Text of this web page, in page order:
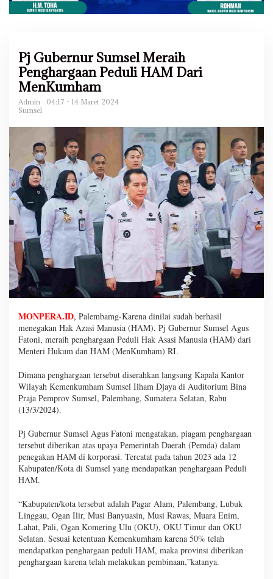
Pj Gubernur Sumsel Meraih
Penghargaan Peduli HAM Dari
MenKumham
Admin
04:17 - 14 Maret 2024
Sumsel
MONPERA.ID, Palembamg-Karena dinilai sudah berhasil
menegakan Hak Azasi Manusia (HAM), Pj Gubernur Sumsel Agus
Fatoni, meraih penghargaan Peduli Hak Asasi Manusia (HAM) dari
Menteri Hukum dan HAM (MenKumham) RI.
Dimana penghargaan tersebut diserahkan langsung Kapala Kantor
Wilayah Kemenkumham Sumsel Ilham Djaya di Auditorium Bina
Praja Pemprov Sumsel, Palembang, Sumatera Selatan, Rabu
(13/3/2024).
Pj Gubernur Sumsel Agus Fatoni mengatakan, piagam penghargaan
tersebut diberikan atas upaya Pemerintah Daerah (Pemda) dalam
penegakan HAM di korporasi. Tercatat pada tahun 2023 ada 12
Kabupaten/Kota di Sumsel yang mendapatkan penghargaan Peduli
HAM.
“Kabupaten/kota tersebut adalah Pagar Alam, Palembang, Lubuk
Linggau, Ogan Ilir, Musi Banyuasin, Musi Rawas, Muara Enim,
Lahat, Pali, Ogan Komering Ulu (OKU), OKU Timur dan OKU
Selatan. Sesuai ketentuan Kemenkumham karena 50% telah
mendapatkan penghargaan peduli HAM, maka provinsi diberikan
penghargaan karena telah melakukan pembinaan,”katanya.